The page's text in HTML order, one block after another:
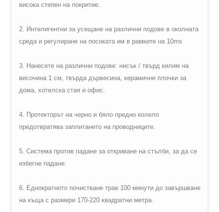
висока степен на покритие.
2. Интелигентни за усещане на различни подове в околната
среда и регулиране на посоката им в рамките на 10ms
3. Нанесете на различни подове: нисък / твърд килим на
височина 1 см, твърда дървесина, керамични плочки за
дома, хотелска стая и офис.
4. Протекторът на черно и бяло предно колело
предотвратява заплитането на проводниците.
5. Система против падане за откриване на стълби, за да се
избегне падане.
6. Еднократното почистване трае 100 минути до завършване
на къща с размери 170-220 квадратни метра.